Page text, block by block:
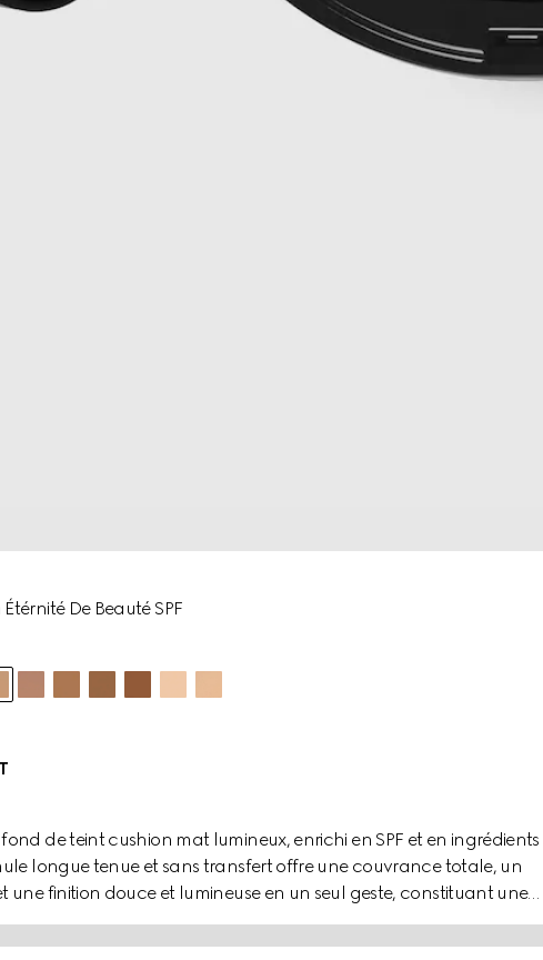
De Beauté SPF
de teint cushion mat lumineux, enrichi en SPF et en ingrédients
longue tenue et sans transfert offre une couvrance totale, un
finition douce et lumineuse en un seul geste, constituant une
Cushion De Beauté ultra‑hydratant au fini glowy. La peau
avec une couvrance résistante à la chaleur, à l’humidité,